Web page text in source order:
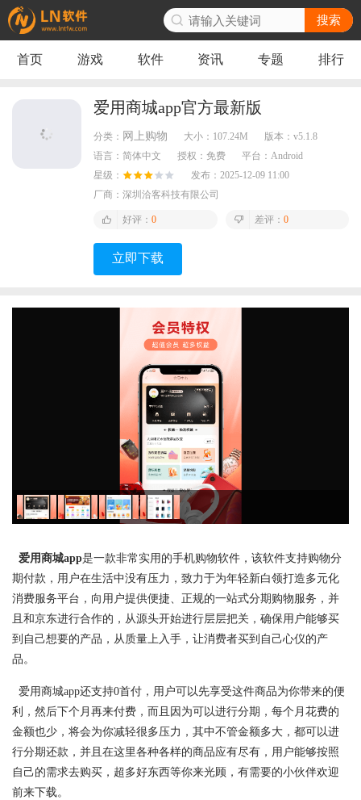
搜索
首页 游戏 软件 资讯 专题 排行
爱用商城app官方最新版
分类： 网上购物 大小： 107.24M 版本： v5.1.8
语言： 简体中文 授权： 免费 平台： Android
星级：
发布： 2025-12-09 11:00
厂商： 深圳洽客科技有限公司
好评： 0 差评： 0
立即下载
爱用商城app是一款非常实用的手机购物软件，该软件支持购物分
期付款，用户在生活中没有压力，致力于为年轻新白领打造多元化
消费服务平台，向用户提供便捷、正规的一站式分期购物服务，并
且和京东进行合作的，从源头开始进行层层把关，确保用户能够买
到自己想要的产品，从质量上入手，让消费者买到自己心仪的产
品。
爱用商城app还支持0首付，用户可以先享受这件商品为你带来的便
利，然后下个月再来付费，而且因为可以进行分期，每个月花费的
金额也少，将会为你减轻很多压力，其中不管金额多大，都可以进
行分期还款，并且在这里各种各样的商品应有尽有，用户能够按照
自己的需求去购买，超多好东西等你来光顾，有需要的小伙伴欢迎
前来下载。